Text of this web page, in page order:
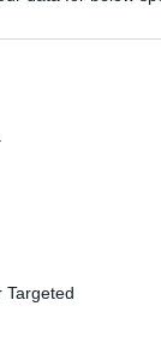
Targeted
un momento